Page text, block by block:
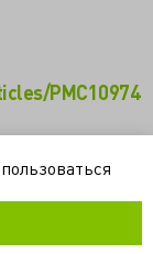
PMC10974
пользоваться